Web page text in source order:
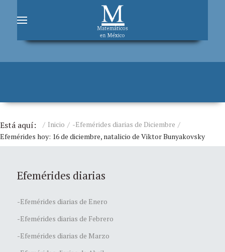
Está aquí: Inicio
-Efemérides diarias de Diciembre
Efemérides hoy: 16 de diciembre, natalicio de Viktor Bunyakovsky
Efemérides diarias
-Efemérides diarias de Enero
-Efemérides diarias de Febrero
-Efemérides diarias de Marzo